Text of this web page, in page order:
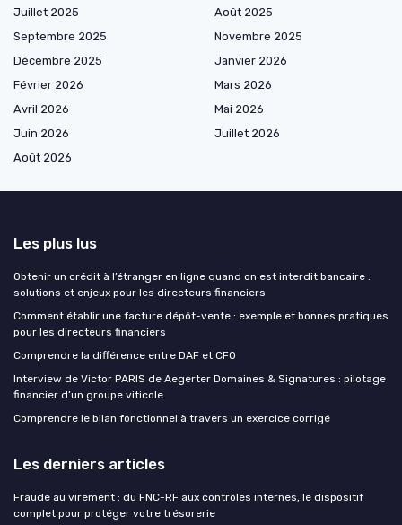
Juillet 2025
Août 2025
Septembre 2025
Novembre 2025
Décembre 2025
Janvier 2026
Février 2026
Mars 2026
Avril 2026
Mai 2026
Juin 2026
Juillet 2026
Août 2026
Les plus lus
Obtenir un crédit à l’étranger en ligne quand on est interdit bancaire :
solutions et enjeux pour les directeurs financiers
Comment établir une facture dépôt-vente : exemple et bonnes pratiques
pour les directeurs financiers
Comprendre la différence entre DAF et CFO
Interview de Victor PARIS de Aegerter Domaines & Signatures : pilotage
financier d’un groupe viticole
Comprendre le bilan fonctionnel à travers un exercice corrigé
Les derniers articles
Fraude au virement : du FNC-RF aux contrôles internes, le dispositif
complet pour protéger votre trésorerie